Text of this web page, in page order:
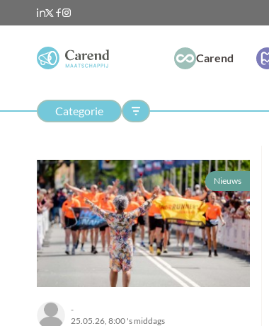
Carend
Categorie
Nieuws
-
25.05.26, 8:00 's middags